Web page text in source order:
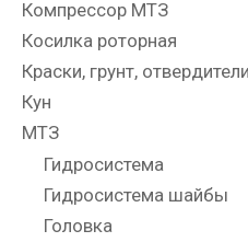
Компрессор МТЗ
Косилка роторная
Краски, грунт,
Кун
МТЗ
Гидросистема
Гидросистема шайбы
Головка